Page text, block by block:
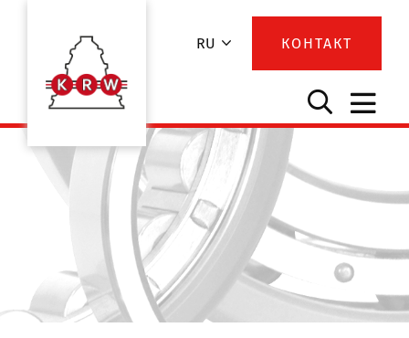
RU КОНТАКТ